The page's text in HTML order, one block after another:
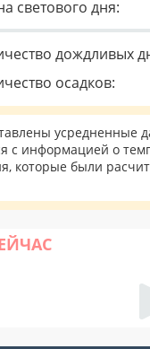
светового дня:
дождливых
осадков:
усредненные
с информацией о
которые были